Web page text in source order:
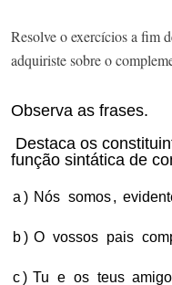
Resolve o exercícios a fim
adquiriste sobre o